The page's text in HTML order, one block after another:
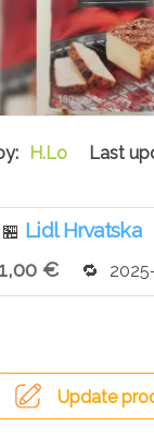
H.Lo
🏪 Lidl Hrvatska
€
Update